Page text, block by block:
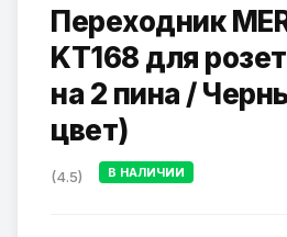
Переходник
KT168 для
на 2 пина /
цвет)
(4.5) В НАЛИЧИИ